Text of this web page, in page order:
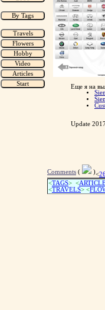
Еще я на
Update
Comments ( )<
<TAGS> <
<TRAVELS> <